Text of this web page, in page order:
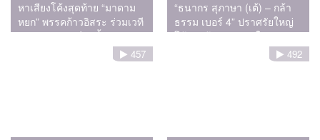
หาเสียงโค้งสุดท้าย “มาดาม
หยก” พรรคก้าวอิสระ ร่วมเวที
The Choice เลือกตั้ง 2569
“ธนากร สุภาษา (เต้) – กล้า
ธรรม เบอร์ 4” ปราศรัยใหญ่
โค้งสุดท้าย ณ หมาใจดำคาเฟ่
ปลุกพลัง “คนบ้านเฮา” พัฒนา
บ้านเกิด พร้อมสู้ศึกเลือกตั้ง 8
457 492